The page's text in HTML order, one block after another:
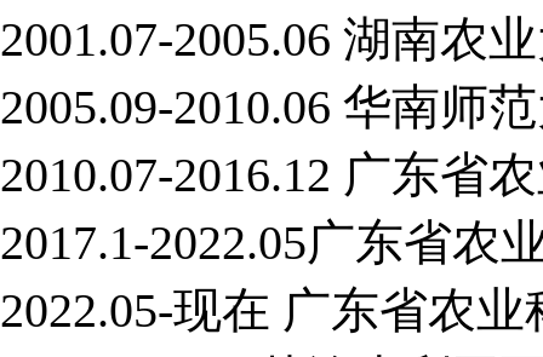
2001.07-2005.06 湖南农
2005.09-2010.06 华南师
2010.07-2016.12 广东省
2017.1-2022.05广东省农
2022.05-现在 广东省农